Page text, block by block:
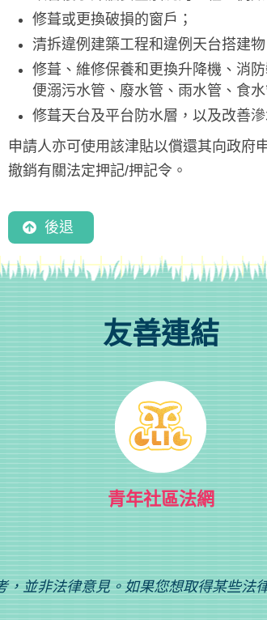
修葺或更換破損的窗戶；
清拆違例建築工程和違例天台搭建物
修葺、維修保養和更換升降機、消
便溺污水管、廢水管、雨水管、食
修葺天台及平台防水層，以及改善滲
申請人亦可使用該津貼以償還其向政府
撤銷有關法定押記/押記令。
後退
友善連結
青年社區法網
並非法律意見。如果您想取得某些法